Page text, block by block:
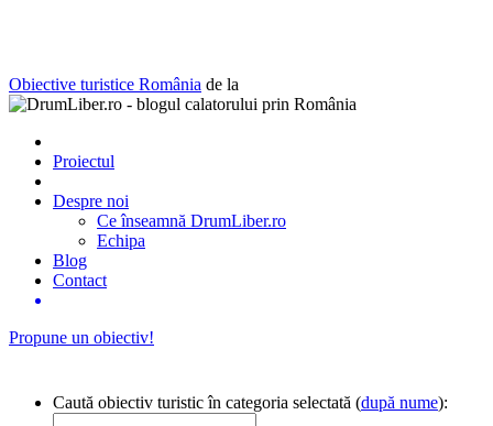
Obiective turistice România de la
Proiectul
Despre noi
Ce înseamnă DrumLiber.ro
Echipa
Blog
Contact
Propune un obiectiv!
Caută obiectiv turistic în categoria selectată (după nume):